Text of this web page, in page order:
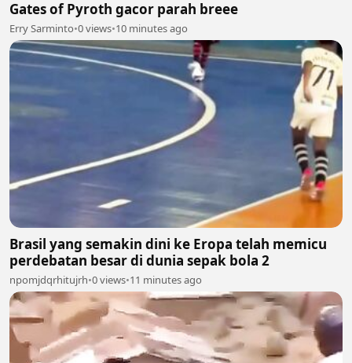
Gates of Pyroth gacor parah breee
Erry Sarminto•0 views•10 minutes ago
Brasil yang semakin dini ke Eropa telah memicu
perdebatan besar di dunia sepak bola 2
npomjdqrhitujrh•0 views•11 minutes ago